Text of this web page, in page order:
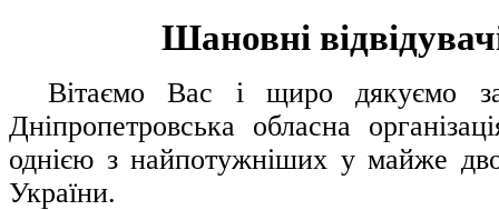
Шановні
Вітаємо Вас і щиро дякуємо за
Дніпропетровська обласна
однією з найпотужніших у майже
України.